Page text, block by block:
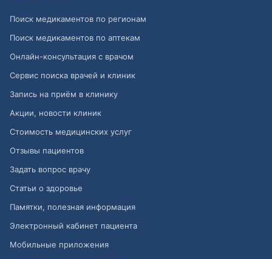
Поиск медикаментов по регионам
Поиск медикаментов по аптекам
Онлайн-консультация с врачом
Сервис поиска врачей и клиник
Запись на приём в клинику
Акции, новости клиник
Стоимость медицинских услуг
Отзывы пациентов
Задать вопрос врачу
Статьи о здоровье
Памятки, полезная информация
Электронный кабинет пациента
Мобильные приложения